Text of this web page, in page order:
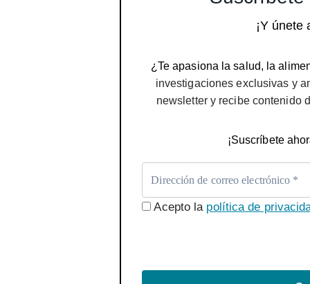
¡Y únete
¿Te apasiona la salud, la
investigaciones exclusivas y
newsletter y recibe contenido
¡Suscríbete
Acepto la política de